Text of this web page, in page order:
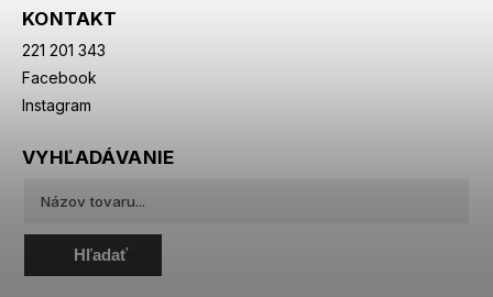
KONTAKT
221 201 343
Facebook
Instagram
VYHĽADÁVANIE
Hľadať